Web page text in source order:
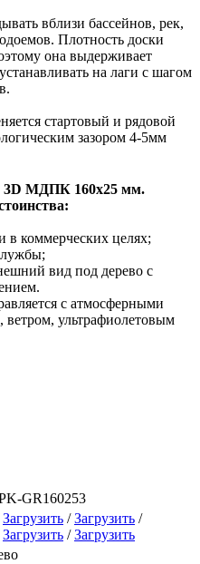
вблизи бассейнов, рек,
Плотность доски
она выдерживает
на лаги с шагом
стартовый и рядовой
зазором 4-5мм
3D МДПК 160x25 мм.
в коммерческих целях;
вид под дерево c
с атмосферными
ультрафиолетовым
GR160253
Загрузить /Загрузить /
Загрузить /Загрузить